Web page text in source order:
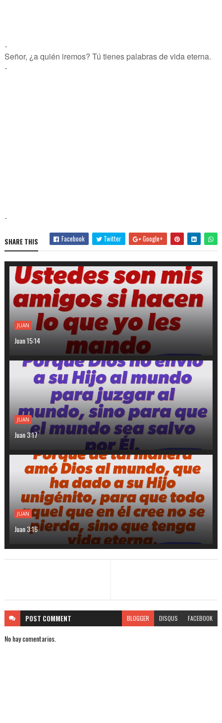
-
Señor, ¿a quién iremos? Tú tienes palabras de vida eterna.
-
-
SHARE THIS Facebook Twitter Google+
JUAN
Juan 15:14
JUAN
Juan 3:17
JUAN
Juan 3:16
POST COMMENT BLOGGER DISQUS FACEBOOK
No hay comentarios.